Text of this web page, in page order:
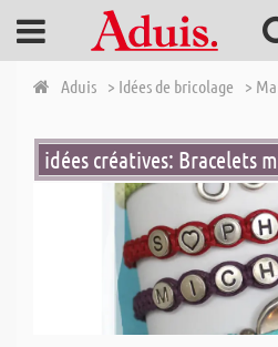
Aduis > Idées de bricolage >
idées créatives: Bracelets